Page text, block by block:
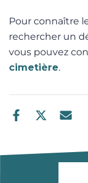
Pour connaître
rechercher un
vous pouvez
cimetière.